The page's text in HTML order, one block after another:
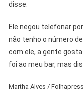
disse.
Ele negou telefonar
não tenho o número
com ele, a gente
foi ao meu bar, mas
Martha Alves /